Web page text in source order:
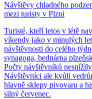
Návštěvy chladného
mezi turisty v Plzni
Turisté, kteří letos v létě
víkendy jako v minulých
návštěvnosti do celého
synagoga, bednárna
Počty návštěvníků
Návštěvníci ale kvůli
hlavně sklepy pivovaru a
silný červenec.